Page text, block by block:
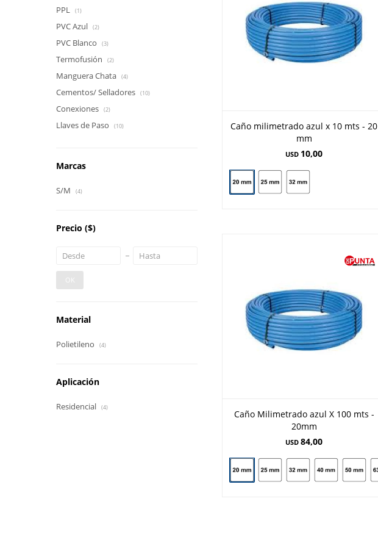
Caño milimetrado azul x 10 mts - 20
mm
USD 10,00
Caño Milimetrado azul X 100 mts -
20mm
USD 84,00
PPL (1)
PVC Azul (2)
PVC Blanco (3)
Termofusión (2)
Manguera Chata (4)
Cementos/ Selladores (10)
Conexiones (2)
Llaves de Paso (10)
Marcas
S/M (4)
Precio ($)
OK
Material
Polietileno (4)
Aplicación
Residencial (4)